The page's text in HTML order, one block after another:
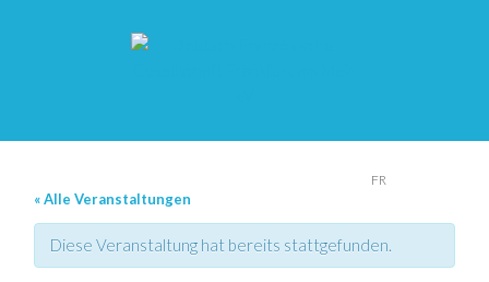
FR
« Alle Veranstaltungen
Diese Veranstaltung hat bereits stattgefunden.